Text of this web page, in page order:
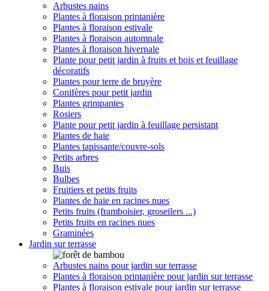
Arbustes nains
Plantes à floraison printanière
Plantes à floraison estivale
Plantes à floraison automnale
Plantes à floraison hivernale
Plante pour petit jardin à fruits et bois et feuillage
décoratifs
Plantes pour terre de bruyère
Conifères pour petit jardin
Plantes grimpantes
Rosiers
Plante pour petit jardin à feuillage persistant
Plantes de haie
Plantes tapissante/couvre-sols
Petits arbres
Buis
Bulbes
Fruitiers et petits fruits
Plantes de haie en racines nues
Petits fruits (framboisier, groseilers ...)
Petits fruits en racines nues
Graminées
Jardin sur terrasse
Arbustes nains pour jardin sur terrasse
Plantes à floraison printanière pour jardin sur terrasse
Plantes à floraison estivale pour jardin sur terrasse